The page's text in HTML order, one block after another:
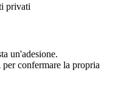
privati
un'adesione.
confermare la propria